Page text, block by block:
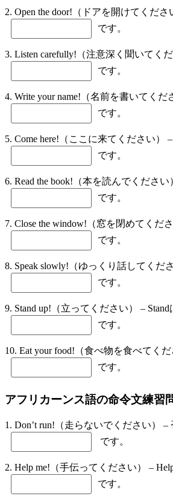
2. Open the door!（ドアを開けてくださ
です。
3. Listen carefully!（注意深く聞いてく
です。
4. Write your name!（名前を書いてくだ
です。
5. Come here!（ここに来てください）
です。
6. Read the book!（本を読んでください
です。
7. Close the window!（窓を閉めてくだ
です。
8. Speak slowly!（ゆっくり話してくだ
です。
9. Stand up!（立ってください） – Stand
です。
10. Eat your food!（食べ物を食べてく
です。
アフリカーンス語の命令文練習
1. Don’t run!（走らないでください） –
です。
2. Help me!（手伝ってください） –
です。